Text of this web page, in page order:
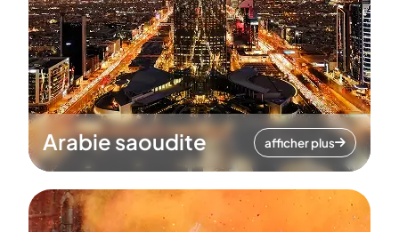
Arabie saoudite afficher plus